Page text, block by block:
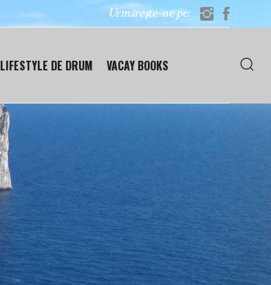
Urmărește-ne pe:
LIFESTYLE DE DRUM VACAY BOOKS